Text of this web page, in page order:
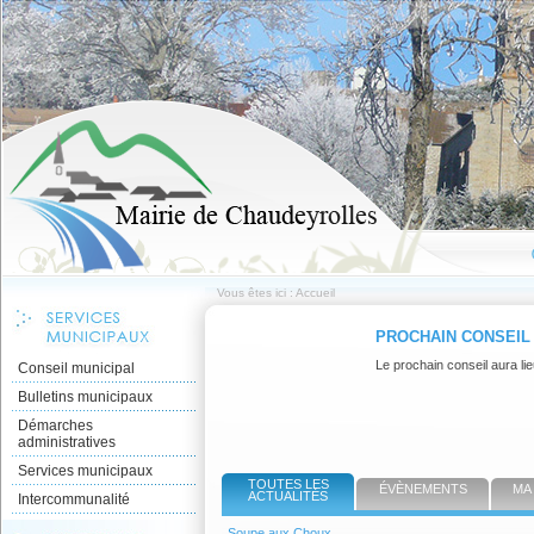
Vous êtes ici : Accueil
Conseil municipal
Bulletins municipaux
Démarches
administratives
Services municipaux
Intercommunalité
PROCHAIN
Le prochain conseil aura
TOUTES LES
ACTUALITÉS
ÉVÈNEMENTS